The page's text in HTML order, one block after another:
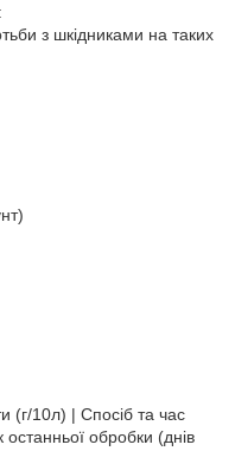
з шкідниками на таких
(г/10л) | Спосіб та час
обробки (днів